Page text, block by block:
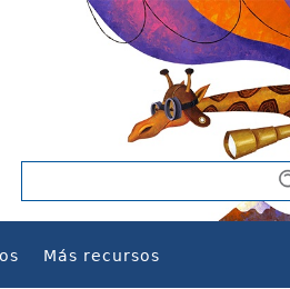
Más recursos